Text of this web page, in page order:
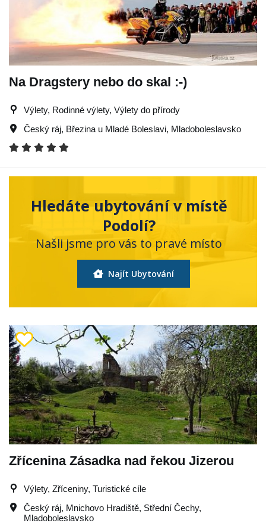
Na Dragstery nebo do skal :-)
Výlety, Rodinné výlety, Výlety do přírody
Český ráj, Březina u Mladé Boleslavi, Mladoboleslavsko
Hledáte ubytování v místě
Podolí?
Našli jsme pro vás to pravé místo
Najít Ubytování
Zřícenina Zásadka nad řekou Jizerou
Výlety, Zříceniny, Turistické cíle
Český ráj, Mnichovo Hradiště, Střední Čechy,
Mladoboleslavsko